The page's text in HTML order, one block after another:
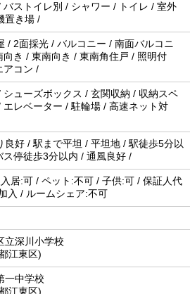
バストイレ別 / シャワー / トイレ / 室外
置き場 /
/ 2面採光 / バルコニー / 南面バルコニ
向き / 東南向き / 東南角住戸 / 照明付
アコン /
シューズボックス / 玄関収納 / 収納スペ
エレベーター / 駐輪場 / 高速ネット対
良好 / 駅まで平坦 / 平坦地 / 駅徒歩5分以
ス停徒歩3分以内 / 通風良好 /
居:可 / ペット:不可 / 子供:可 / 保証人代
入 / ルームシェア:不可
立深川小学校
江東区)
一中学校
江東区)